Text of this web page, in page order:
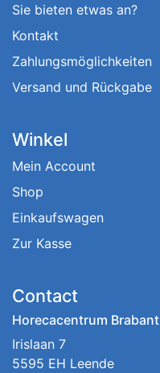
Sie bieten etwas an?
Kontakt
Zahlungsmöglichkeiten
Versand und Rückgabe
Winkel
Mein Account
Shop
Einkaufswagen
Zur Kasse
Contact
Horecacentrum Brabant
Irislaan 7
5595 EH Leende